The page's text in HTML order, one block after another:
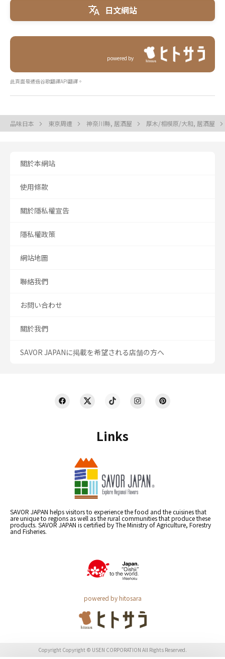
日文網站
powered by
此頁面是通過谷歌翻譯API翻譯。
品味日本 東京周遭 神奈川縣, 居酒屋 厚木/相模原/大和, 居酒屋
Links
SAVOR JAPAN helps visitors to experience the food and the cuisines that
are unique to regions as well as the rural communities that produce these
products. SAVOR JAPAN is certified by The Ministry of Agriculture, Forestry
and Fisheries.
powered by hitosara
關於本網站
使用條款
關於隱私權宣告
隱私權政策
網站地圖
聯絡我們
お問い合わせ
關於我們
SAVOR JAPANに掲載を希望される店舗の方へ
Copyright Copyright © USEN CORPORATION All Rights Reserved.